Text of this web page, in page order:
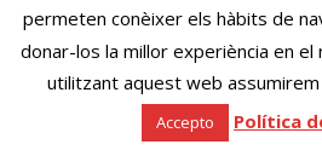
permeten conèixer els hàbits de
donar-los la millor experiència en el
utilitzant aquest web
Accepto Política